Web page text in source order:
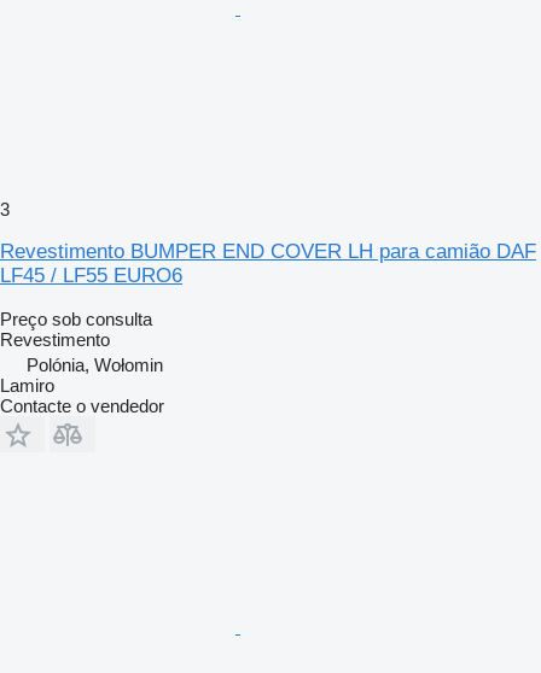
3
Revestimento BUMPER END COVER LH para camião DAF
LF45 / LF55 EURO6
Preço sob consulta
Revestimento
Polónia, Wołomin
Lamiro
Contacte o vendedor